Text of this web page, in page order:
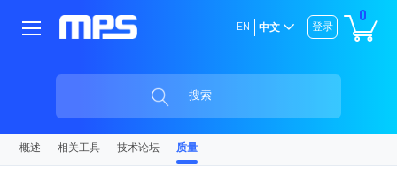
0
登录
EN 中文
搜索
概述 相关工具 技术论坛 质量